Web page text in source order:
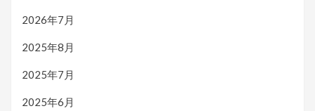
2026年7月
2025年8月
2025年7月
2025年6月